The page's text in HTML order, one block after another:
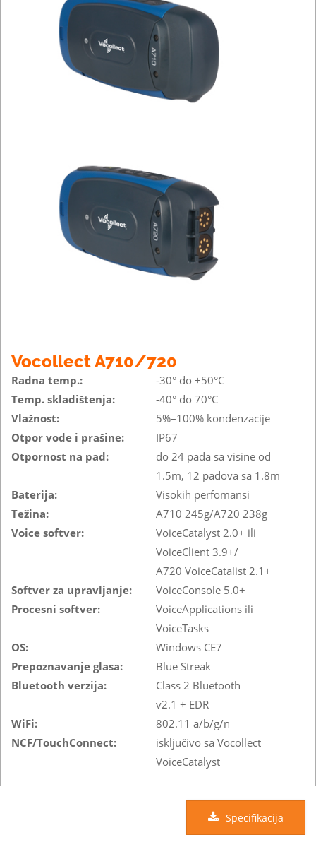
Vocollect A710/720
Radna temp.:
-30° do +50°C
Temp. skladištenja:
-40° do 70°C
Vlažnost:
5%–100% kondenzacije
Otpor vode i prašine:
IP67
Otpornost na pad:
do 24 pada sa visine od
1.5m, 12 padova sa 1.8m
Baterija:
Visokih perfomansi
Težina:
A710 245g/A720 238g
Voice softver:
VoiceCatalyst 2.0+ ili
VoiceClient 3.9+/
A720 VoiceCatalist 2.1+
Softver za upravljanje:
VoiceConsole 5.0+
Procesni softver:
VoiceApplications ili
VoiceTasks
OS:
Windows CE7
Prepoznavanje glasa:
Blue Streak
Bluetooth verzija:
Class 2 Bluetooth
v2.1 + EDR
WiFi:
802.11 a/b/g/n
NCF/TouchConnect:
isključivo sa Vocollect
VoiceCatalyst
Specifikacija